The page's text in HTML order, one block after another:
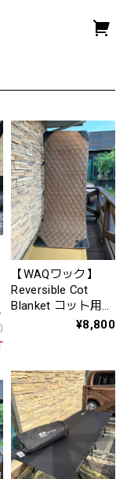
【WAQワック】
Reversible Cot
Blanket コット用ブ
ランケット （ワイ
¥8,800